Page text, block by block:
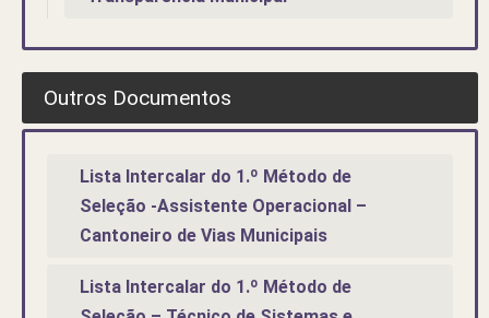
Outros Documentos
Lista Intercalar do 1.º Método de
Seleção -Assistente Operacional –
Cantoneiro de Vias Municipais
Lista Intercalar do 1.º Método de